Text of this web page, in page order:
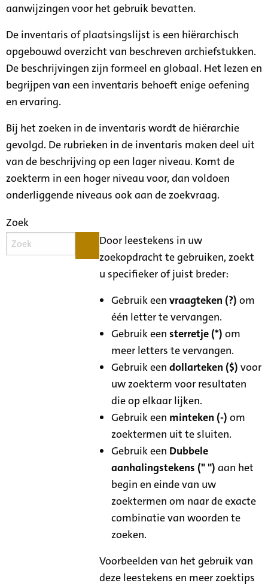
aanwijzingen voor het gebruik bevatten.
De inventaris of plaatsingslijst is een hiërarchisch
opgebouwd overzicht van beschreven archiefstukken.
De beschrijvingen zijn formeel en globaal. Het lezen en
begrijpen van een inventaris behoeft enige oefening
en ervaring.
Bij het zoeken in de inventaris wordt de hiërarchie
gevolgd. De rubrieken in de inventaris maken deel uit
van de beschrijving op een lager niveau. Komt de
zoekterm in een hoger niveau voor, dan voldoen
onderliggende niveaus ook aan de zoekvraag.
Zoek
Door leestekens in uw
zoekopdracht te gebruiken, zoekt
u specifieker of juist breder:
Gebruik eenvraagteken (?) om
één letter te vervangen.
Gebruik eensterretje (*) om
meer letters te vervangen.
Gebruik eendollarteken ($) voor
uw zoekterm voor resultaten
die op elkaar lijken.
Gebruik een minteken (-) om
zoektermen uit te sluiten.
Gebruik een Dubbele
aanhalingstekens (" ") aan het
begin en einde van uw
zoektermen om naar de exacte
combinatie van woorden te
zoeken.
Voorbeelden van het gebruik van
deze leestekens en meer zoektips